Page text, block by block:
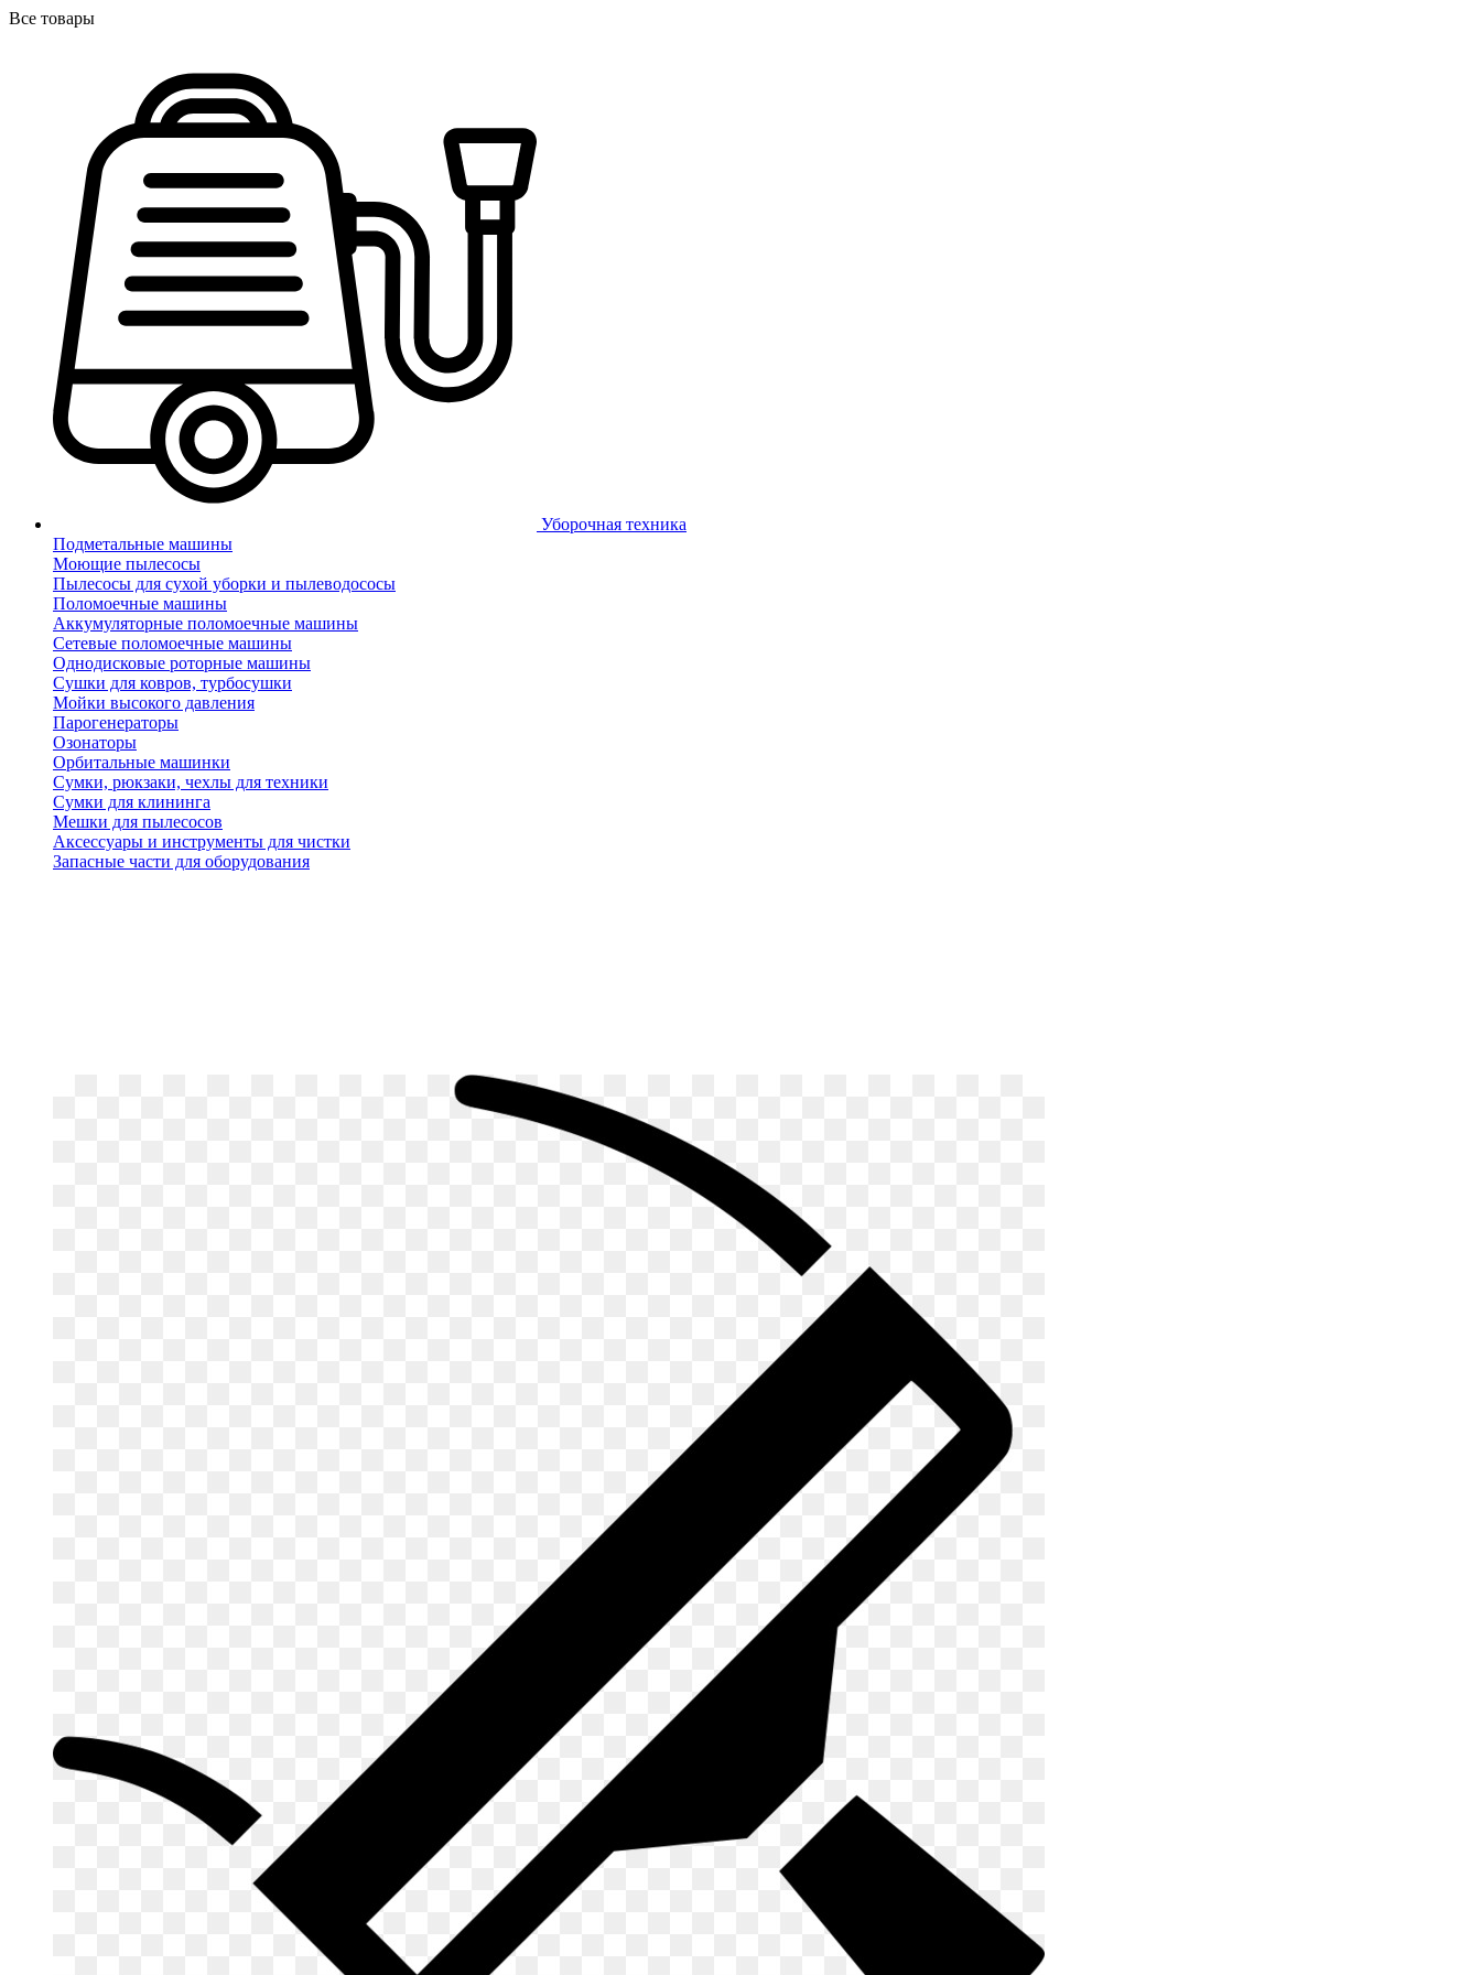
Все товары
Уборочная техника
Подметальные машины
Моющие пылесосы
Пылесосы для сухой уборки и пылеводососы
Поломоечные машины
Аккумуляторные поломоечные машины
Сетевые поломоечные машины
Однодисковые роторные машины
Сушки для ковров, турбосушки
Мойки высокого давления
Парогенераторы
Озонаторы
Орбитальные машинки
Сумки, рюкзаки, чехлы для техники
Сумки для клининга
Мешки для пылесосов
Аксессуары и инструменты для чистки
Запасные части для оборудования